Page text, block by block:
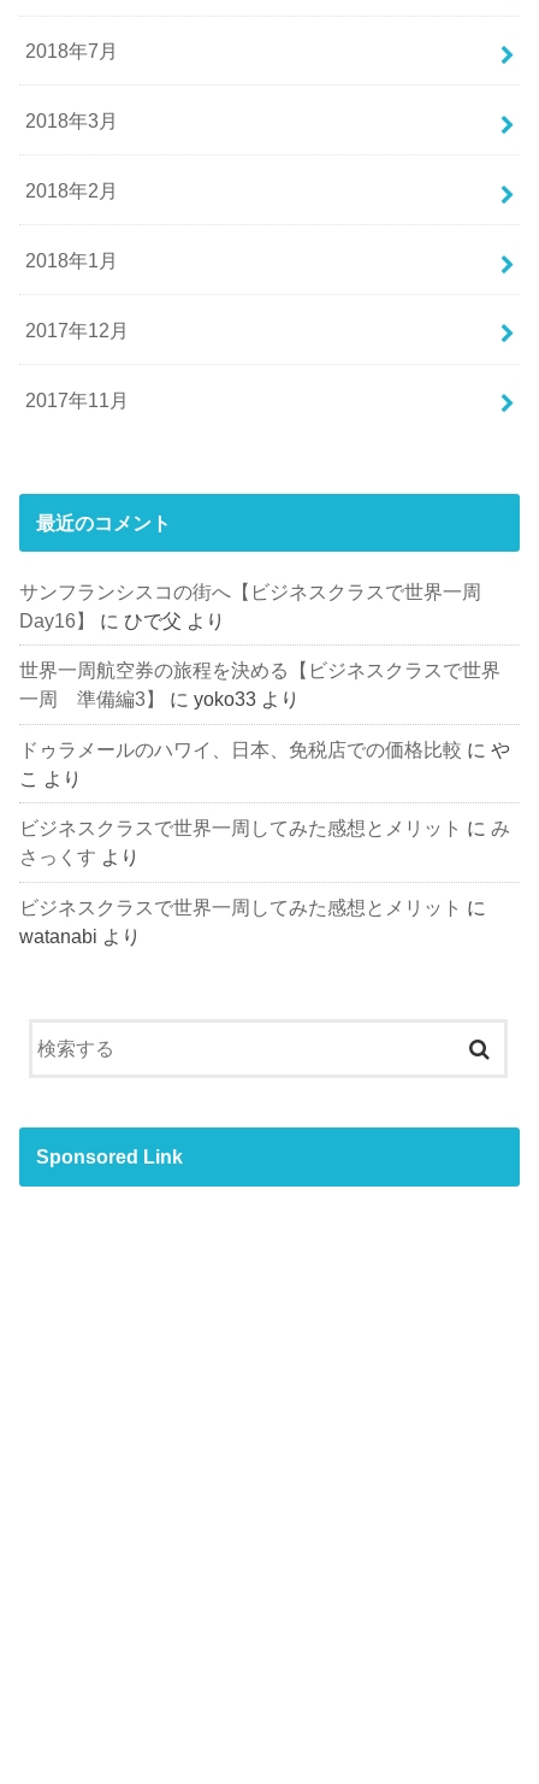
2018年7月
2018年3月
2018年2月
2018年1月
2017年12月
2017年11月
最近のコメント
サンフランシスコの街へ【ビジネスクラスで世界一周
Day16】
に ひで父 より
世界一周航空券の旅程を決める【ビジネスクラスで世界
一周 準備編3】
にyoko33 より
ドゥラメールのハワイ、日本、免税店での価格比較 にや
こ より
ビジネスクラスで世界一周してみた感想とメリット にみ
さっくす より
ビジネスクラスで世界一周してみた感想とメリット に
watanabi より
Sponsored Link